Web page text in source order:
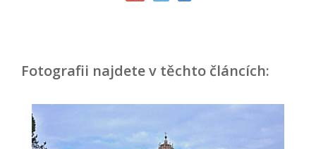
Fotografii najdete v těchto článcích: